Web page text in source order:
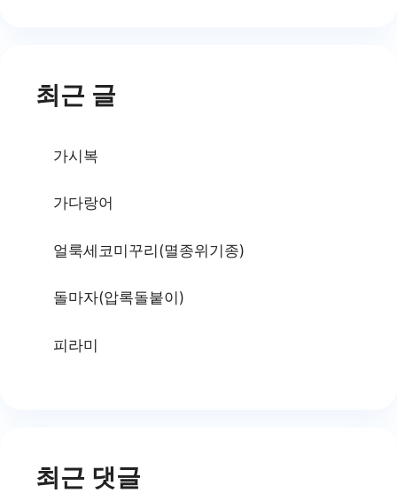
최근 글
가시복
가다랑어
얼룩세코미꾸리(멸종위기종)
돌마자(압록돌붙이)
피라미
최근 댓글